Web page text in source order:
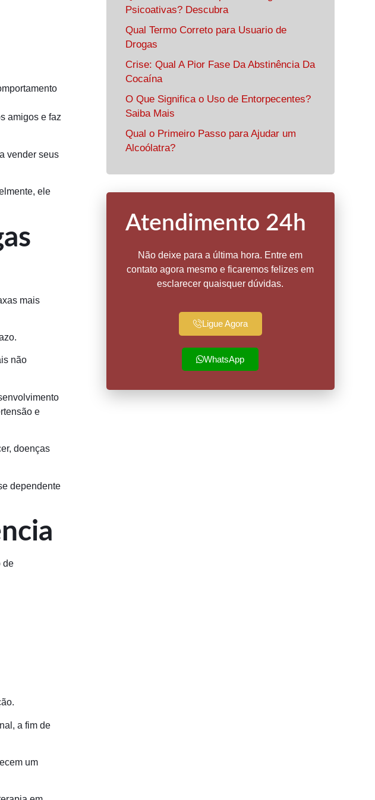
amigos e faz
vender seus
ele
mais
não
e
doenças
dependente
de
a fim de
um
Psicoativas? Descubra
Qual Termo Correto para Usuario de
Drogas
Crise: Qual A Pior Fase Da Abstinência Da
Cocaína
O Que Significa o Uso de Entorpecentes?
Saiba Mais
Qual o Primeiro Passo para Ajudar um
Alcoólatra?
Atendimento 24h
Não deixe para a última hora. Entre em
contato agora mesmo e ficaremos felizes em
esclarecer quaisquer dúvidas.
Ligue Agora
WhatsApp